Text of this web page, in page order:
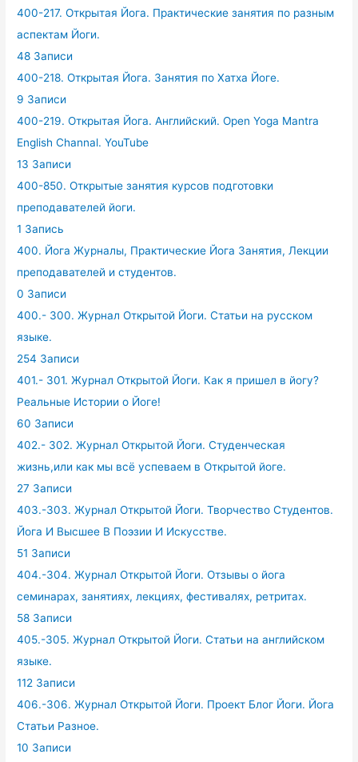
400-217. Открытая Йога. Практические занятия по разным
аспектам Йоги.
48 Записи
400-218. Открытая Йога. Занятия по Хатха Йоге.
9 Записи
400-219. Открытая Йога. Английский. Open Yoga Mantra
English Channal. YouTube
13 Записи
400-850. Открытые занятия курсов подготовки
преподавателей йоги.
1 Запись
400. Йога Журналы, Практические Йога Занятия, Лекции
преподавателей и студентов.
0 Записи
400.- 300. Журнал Открытой Йоги. Статьи на русском
языке.
254 Записи
401.- 301. Журнал Открытой Йоги. Как я пришел в йогу?
Реальные Истории о Йоге!
60 Записи
402.- 302. Журнал Открытой Йоги. Студенческая
жизнь,или как мы всё успеваем в Открытой йоге.
27 Записи
403.-303. Журнал Открытой Йоги. Творчество Студентов.
Йога И Высшее В Поэзии И Искусстве.
51 Записи
404.-304. Журнал Открытой Йоги. Отзывы о йога
семинарах, занятиях, лекциях, фестивалях, ретритах.
58 Записи
405.-305. Журнал Открытой Йоги. Статьи на английском
языке.
112 Записи
406.-306. Журнал Открытой Йоги. Проект Блог Йоги. Йога
Статьи Разное.
10 Записи